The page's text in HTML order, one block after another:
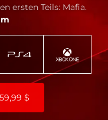
ersten Teils: Mafia.
59,99 $